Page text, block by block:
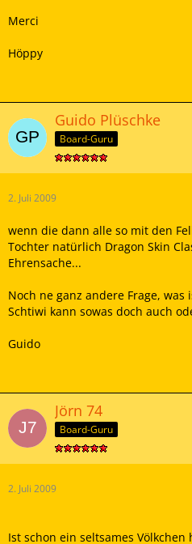
Merci
Höppy
Guido Plüschke
Board-Guru
2. Juli 2009
wenn die dann alle so mit den
Tochter natürlich Dragon Skin
Ehrensache...
Noch ne ganz andere Frage, was
Schtiwi kann sowas doch auch
Guido
Jörn 74
Board-Guru
2. Juli 2009
Ist schon ein seltsames